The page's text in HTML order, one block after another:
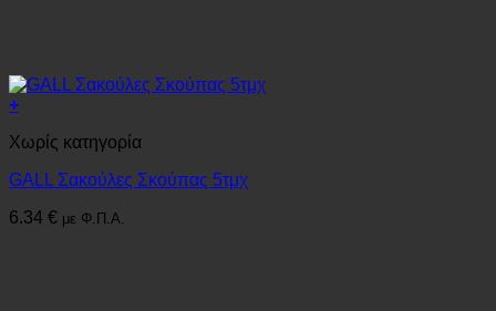
+
Χωρίς κατηγορία
GALL Σακούλες Σκούπας 5τμχ
6.34 € με Φ.Π.Α.